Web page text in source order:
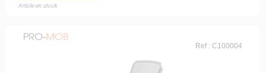
Article en stock
Ref : C100004